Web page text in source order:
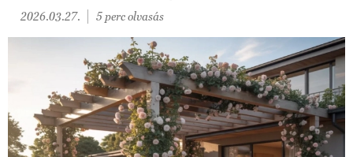
2026.03.27. 5 perc olvasás